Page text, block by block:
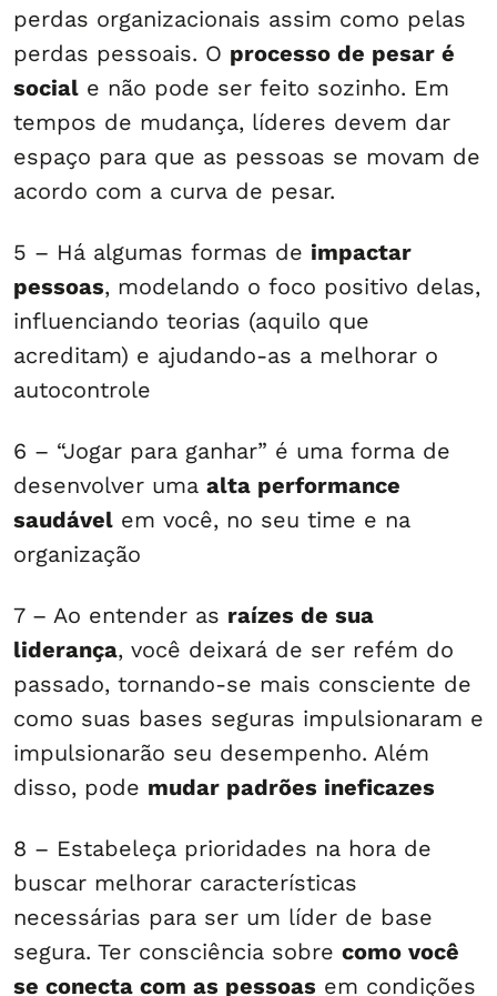
perdas organizacionais assim como pelas
perdas pessoais. O processo de pesar é
social e não pode ser feito sozinho. Em
tempos de mudança, líderes devem dar
espaço para que as pessoas se movam de
acordo com a curva de pesar.
5 – Há algumas formas de impactar
pessoas, modelando o foco positivo delas,
influenciando teorias (aquilo que
acreditam) e ajudando-as a melhorar o
autocontrole
6 – “Jogar para ganhar” é uma forma de
desenvolver uma alta performance
saudável em você, no seu time e na
organização
7 – Ao entender as raízes de sua
liderança, você deixará de ser refém do
passado, tornando-se mais consciente de
como suas bases seguras impulsionaram e
impulsionarão seu desempenho. Além
disso, pode mudar padrões ineficazes
8 – Estabeleça prioridades na hora de
buscar melhorar características
necessárias para ser um líder de base
segura. Ter consciência sobre como você
se conecta com as pessoas em condições